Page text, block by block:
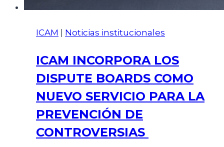
ICAM | Noticias institucionales
ICAM INCORPORA LOS
DISPUTE BOARDS COMO
NUEVO SERVICIO PARA LA
PREVENCIÓN DE
CONTROVERSIAS